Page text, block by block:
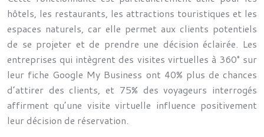
hôtels, les restaurants, les attractions touristiques et les
espaces naturels, car elle permet aux clients potentiels
de se projeter et de prendre une décision éclairée. Les
entreprises qui intègrent des visites virtuelles à 360° sur
leur fiche Google My Business ont 40% plus de chances
d’attirer des clients, et 75% des voyageurs interrogés
affirment qu’une visite virtuelle influence positivement
leur décision de réservation.